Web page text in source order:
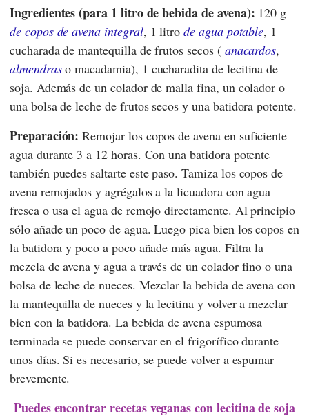
Ingredientes (para 1 litro de bebida de avena): 120 g
de copos de avena integral, 1 litrode agua potable, 1
cucharada de mantequilla de frutos secos ( anacardos,
almendraso macadamia), 1 cucharadita de lecitina de
soja. Además de un colador de malla fina, un colador o
una bolsa de leche de frutos secos y una batidora potente.
Preparación: Remojar los copos de avena en suficiente
agua durante 3 a 12 horas. Con una batidora potente
también puedes saltarte este paso. Tamiza los copos de
avena remojados y agrégalos a la licuadora con agua
fresca o usa el agua de remojo directamente. Al principio
sólo añade un poco de agua. Luego pica bien los copos en
la batidora y poco a poco añade más agua. Filtra la
mezcla de avena y agua a través de un colador fino o una
bolsa de leche de nueces. Mezclar la bebida de avena con
la mantequilla de nueces y la lecitina y volver a mezclar
bien con la batidora. La bebida de avena espumosa
terminada se puede conservar en el frigorífico durante
unos días. Si es necesario, se puede volver a espumar
brevemente.
Puedes encontrar recetas veganas con lecitina de soja